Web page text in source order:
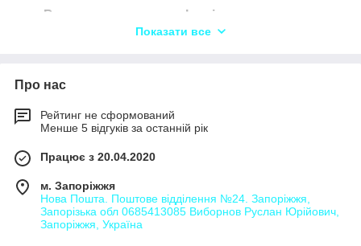
Вантажоперевезення Іванівка,
Вантажоперевезення Івахни,
Вантажоперевезення Адамівка,
Вантажоперевезення Антоніна,
Вантажоперевезення Аполянка,
Вантажоперевезення Багачівка,
Вантажоперевезення Багва,
Показати все
Про нас
Рейтинг не сформований
Менше 5 відгуків за останній рік
Працює з 20.04.2020
м. Запоріжжя
Нова Пошта. Поштове відділення №24. Запоріжжя,
Запорізька обл 0685413085 Виборнов Руслан Юрійович,
Запоріжжя, Україна